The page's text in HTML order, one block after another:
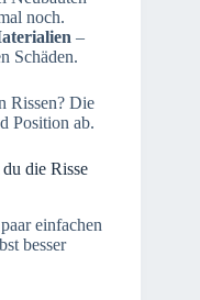
noch.
–
Schäden.
Rissen? Die
Position ab.
die Risse
einfachen
besser